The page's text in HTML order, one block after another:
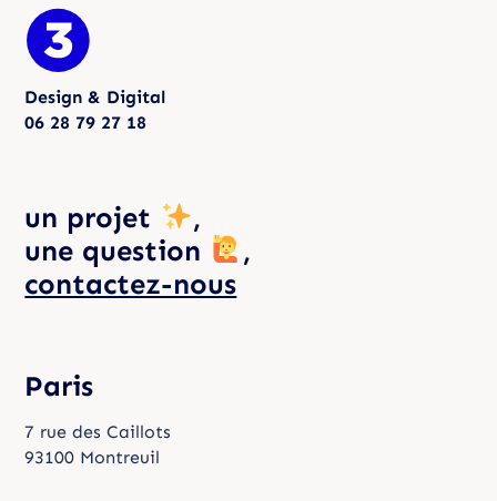
Design & Digital
06 28 79 27 18
un projet
,
une question
,
contactez-nous
Paris
7 rue des Caillots
93100 Montreuil